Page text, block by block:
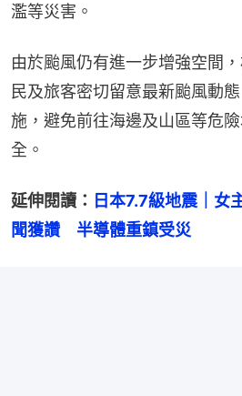
濫等災害。
由於颱風仍有進一步增強空間
民及旅客密切留意最新颱風動
施，避免前往海邊及山區等危
全。
延伸閱讀： 日本7.7級地震｜女
聞獲讚　半導體重鎮受災